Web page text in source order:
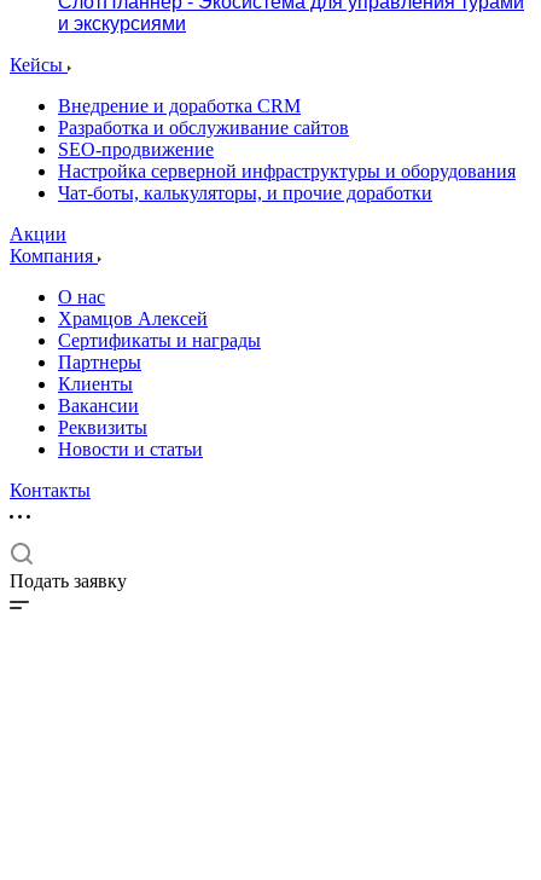
и экскурсиями
Кейсы
Внедрение и доработка CRM
Разработка и обслуживание сайтов
SEO-продвижение
Настройка серверной инфраструктуры и оборудования
Чат-боты, калькуляторы, и прочие доработки
Акции
Компания
О нас
Храмцов Алексей
Сертификаты и награды
Партнеры
Клиенты
Вакансии
Реквизиты
Новости и статьи
Контакты
Подать заявку